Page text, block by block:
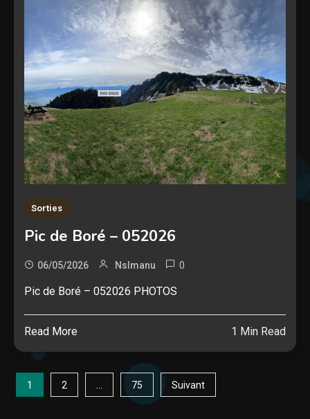
Sorties
Pic de Boré – 052026
06/05/2026 Nslmanu 0
Pic de Boré – 052026 PHOTOS
Read More 1 Min Read
Pagination
1 2 … 75 Suivant